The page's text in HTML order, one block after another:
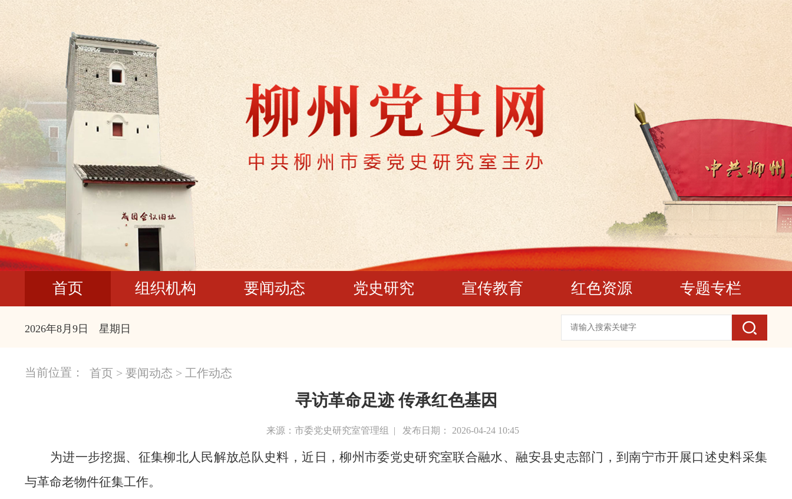
首页 组织机构 要闻动态 党史研究 宣传教育 红色资源 专题专栏
2026年8月9日 星期日
当前位置： 首页 > 要闻动态 > 工作动态
寻访革命足迹 传承红色基因
来源：市委党史研究室管理组 | 发布日期： 2026-04-24 10:45
为进一步挖掘、征集柳北人民解放总队史料，近日，柳州市委党史研究室联合融水、融安县史志部门，到南宁市开展口述史料采集
与革命老物件征集工作。